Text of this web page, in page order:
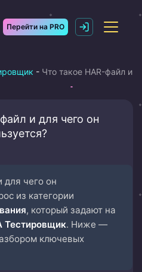
Перейти на PRO
- Что такое HAR-файл и
и для чего он
для чего он
из категории
, который задают на
Тестировщик. Ниже —
ключевых